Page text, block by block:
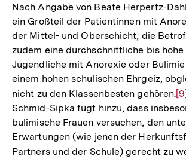
Nach Angabe von Beate Herpertz-
ein Großteil der Patientinnen mit
der Mittel- und Oberschicht; die
zudem eine durchschnittliche bis hohe
Jugendliche mit Anorexie oder
einem hohen schulischen Ehrgeiz,
nicht zu den Klassenbesten gehören.Zur
[9]
Schmid-Sipka fügt hinzu, dass
bulimische Frauen versuchen, den
Erwartungen (wie jenen der
Partners und der Schule) gerecht zu